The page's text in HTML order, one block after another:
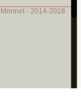
- 2014-2018